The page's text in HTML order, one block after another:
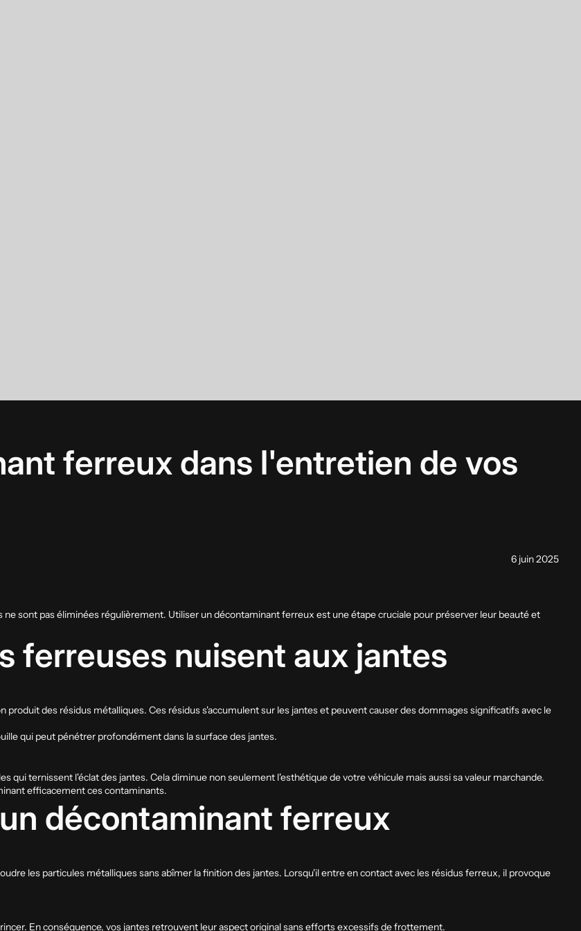
ferreux dans l'entretien de vos
6 juin 2025
sont pas éliminées régulièrement. Utiliser un décontaminant ferreux est une étape cruciale pour préserver leur beauté et
ferreuses nuisent aux jantes
des résidus métalliques. Ces résidus s'accumulent sur les jantes et peuvent causer des dommages significatifs avec le
qui peut pénétrer profondément dans la surface des jantes.
qui ternissent l'éclat des jantes. Cela diminue non seulement l'esthétique de votre véhicule mais aussi sa valeur marchande.
efficacement ces contaminants.
décontaminant ferreux
les particules métalliques sans abîmer la finition des jantes. Lorsqu'il entre en contact avec les résidus ferreux, il provoque
En conséquence, vos jantes retrouvent leur aspect original sans efforts excessifs de frottement.